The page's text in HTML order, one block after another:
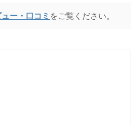
ー・口コミ をご覧ください。